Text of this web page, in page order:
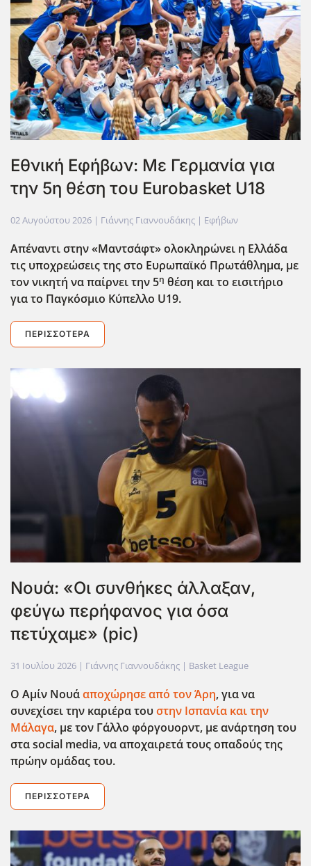
Εθνική Εφήβων: Με Γερμανία για
την 5η θέση του Eurobasket U18
02 Αυγούστου 2026 | Γιάννης Γιαννουδάκης | Εφήβων
Απέναντι στην «Μαντσάφτ» ολοκληρώνει η Ελλάδα
τις υποχρεώσεις της στο Ευρωπαϊκό Πρωτάθλημα, με
τον νικητή να παίρνει την 5η θέση και το εισιτήριο
για το Παγκόσμιο Κύπελλο U19.
ΠΕΡΙΣΣΌΤΕΡΑ
Νουά: «Οι συνθήκες άλλαξαν,
φεύγω περήφανος για όσα
πετύχαμε» (pic)
31 Ιουλίου 2026 | Γιάννης Γιαννουδάκης | Basket League
Ο Αμίν Νουάαποχώρησε από τον Άρη, για να
συνεχίσει την καριέρα τουστην Ισπανία και την
Μάλαγα, με τον Γάλλο φόργουορντ, με ανάρτηση του
στα social media, να αποχαιρετά τους οπαδούς της
πρώην ομάδας του.
ΠΕΡΙΣΣΌΤΕΡΑ